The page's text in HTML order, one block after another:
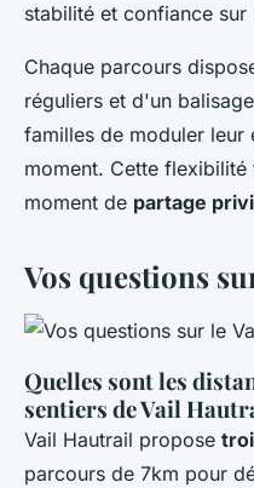
stabilité et confiance sur
Chaque parcours
réguliers et d'un
familles de moduler
moment. Cette
moment de partage
Vos questions
Quelles sont les
sentiers de Vail
Vail Hautrail propose
parcours de 7km pour